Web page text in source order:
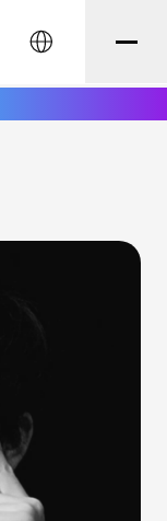
English